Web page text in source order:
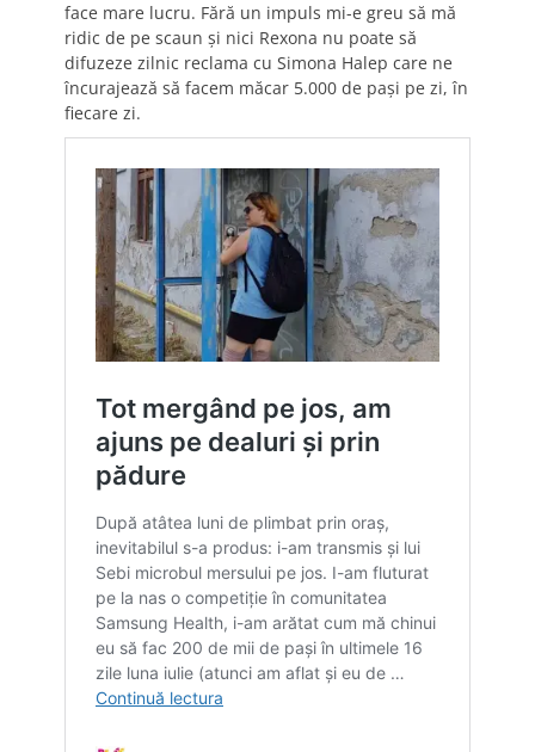
face mare lucru. Fără un impuls mi-e greu să mă
ridic de pe scaun și nici Rexona nu poate să
difuzeze zilnic reclama cu Simona Halep care ne
încurajează să facem măcar 5.000 de pași pe zi, în
fiecare zi.